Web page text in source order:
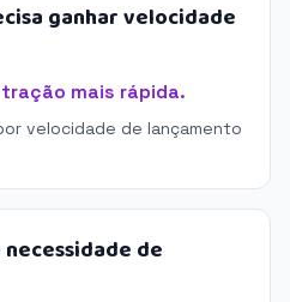
ganhar velocidade
tração mais rápida.
velocidade de lançamento
de